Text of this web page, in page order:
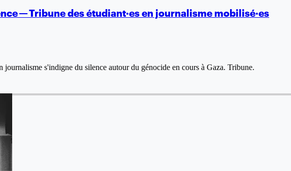
— Tribune des étudiant·es en journalisme mobilisé·es
journalisme s'indigne du silence autour du génocide en cours à Gaza. Tribune.